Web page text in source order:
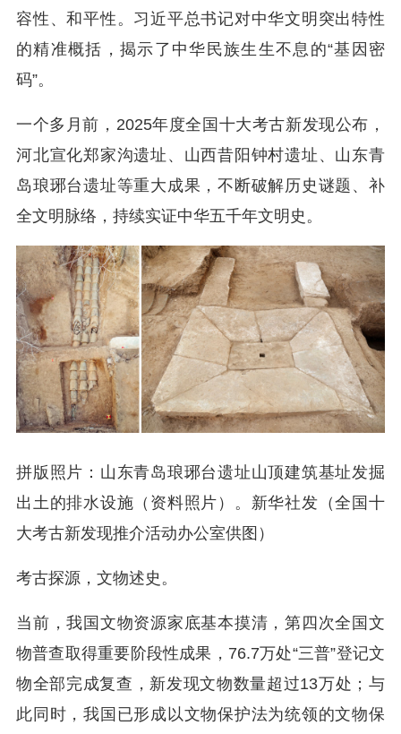
容性、和平性。习近平总书记对中华文明突出特性
的精准概括，揭示了中华民族生生不息的“基因密
码”。
一个多月前，2025年度全国十大考古新发现公布，
河北宣化郑家沟遗址、山西昔阳钟村遗址、山东青
岛琅琊台遗址等重大成果，不断破解历史谜题、补
全文明脉络，持续实证中华五千年文明史。
拼版照片：山东青岛琅琊台遗址山顶建筑基址发掘
出土的排水设施（资料照片）。新华社发（全国十
大考古新发现推介活动办公室供图）
考古探源，文物述史。
当前，我国文物资源家底基本摸清，第四次全国文
物普查取得重要阶段性成果，76.7万处“三普”登记文
物全部完成复查，新发现文物数量超过13万处；与
此同时，我国已形成以文物保护法为统领的文物保